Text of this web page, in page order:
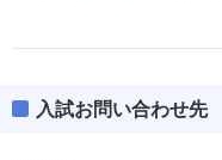
入試お問い合わせ先